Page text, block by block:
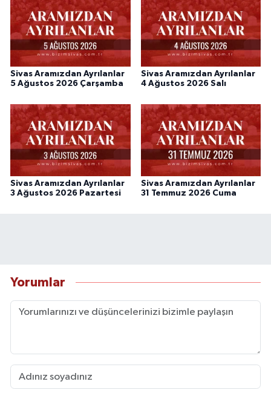
Sivas Aramızdan Ayrılanlar
5 Ağustos 2026 Çarşamba
Sivas Aramızdan Ayrılanlar
4 Ağustos 2026 Salı
Sivas Aramızdan Ayrılanlar
3 Ağustos 2026 Pazartesi
Sivas Aramızdan Ayrılanlar
31 Temmuz 2026 Cuma
Yorumlar